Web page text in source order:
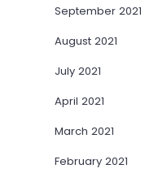
September 2021
August 2021
July 2021
April 2021
March 2021
February 2021